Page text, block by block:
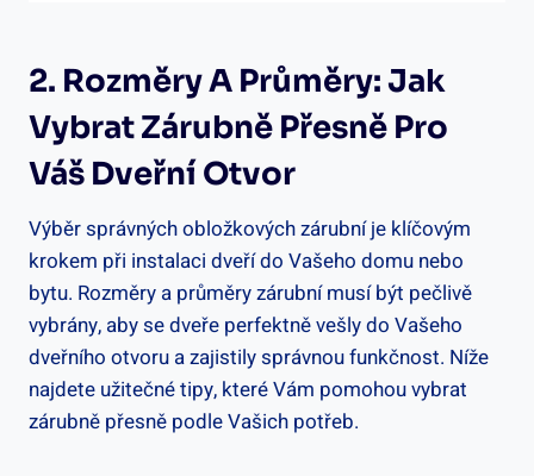
2. Rozměry A Průměry: Jak
Vybrat Zárubně Přesně Pro
Váš Dveřní Otvor
Výběr správných obložkových zárubní je klíčovým
krokem při instalaci dveří do Vašeho domu nebo
bytu. Rozměry a průměry zárubní musí být pečlivě
vybrány, aby se dveře perfektně vešly do Vašeho
dveřního otvoru a zajistily správnou funkčnost. Níže
najdete užitečné tipy, které Vám pomohou vybrat
zárubně přesně podle Vašich potřeb.